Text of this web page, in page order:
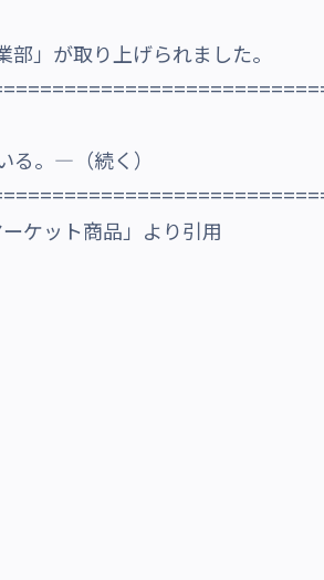
」が取り上げられました。
る。―（続く）
ケット商品」より引用